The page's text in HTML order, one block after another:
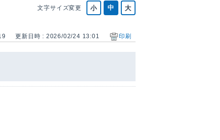
文字サイズ変更
更新日時 : 2026/02/24 13:01 印刷